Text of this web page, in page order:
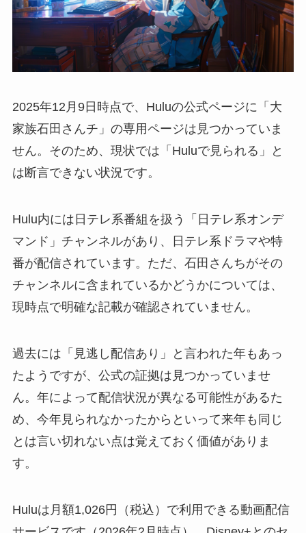
2025年12月9日時点で、Huluの公式ページに「大
家族石田さんチ」の専用ページは見つかっていま
せん。そのため、現状では「Huluで見られる」と
は断言できない状況です。
Hulu内には日テレ系番組を扱う「日テレ系オンデ
マンド」チャンネルがあり、日テレ系ドラマや特
番が配信されています。ただ、石田さんちがその
チャンネルに含まれているかどうかについては、
現時点で明確な記載が確認されていません。
過去には「見逃し配信あり」と言われた年もあっ
たようですが、公式の証拠は見つかっていませ
ん。年によって配信状況が異なる可能性があるた
め、今年見られなかったからといって来年も同じ
とは言い切れない点は覚えておく価値がありま
す。
Huluは月額1,026円（税込）で利用できる動画配信